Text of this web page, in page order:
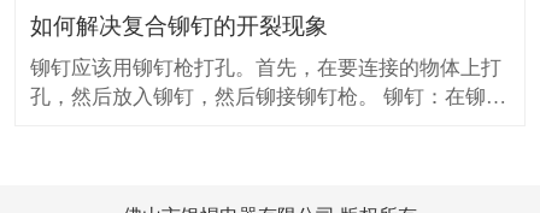
相同的材料可以增加由聚合物金属制成的接触点。加
厚点称为银触点。
如何解决复合铆钉的开裂现象
铆钉应该用铆钉枪打孔。首先，在要连接的物体上打
孔，然后放入铆钉，然后铆接铆钉枪。 铆钉：在铆接